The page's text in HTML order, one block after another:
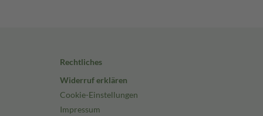
Rechtliches
Widerruf erklären
Cookie-Einstellungen
Impressum